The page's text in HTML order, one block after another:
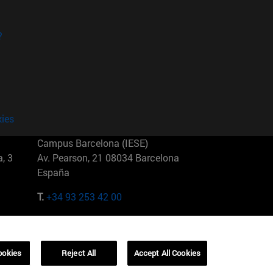
3
Campus Barcelona (IESE)
Av. Pearson, 21 08034 Barcelona
España
T.+34 93 253 42 00
01321001 Bela Vista Brasil
Reject All Accept All Cookies